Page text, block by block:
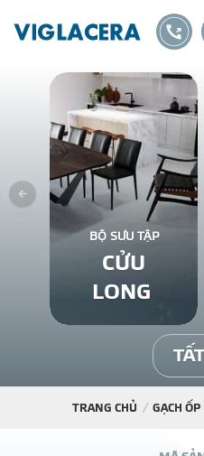
BỘ SƯU TẬP
CỬU
LONG
TRANG CHỦ GẠCH ỐP